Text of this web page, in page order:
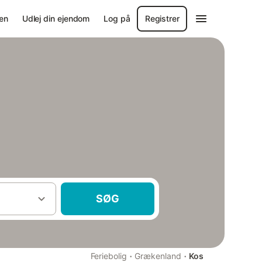
Udlej din ejendom Log på Registrer
SØG
Feriebolig · Grækenland · Kos